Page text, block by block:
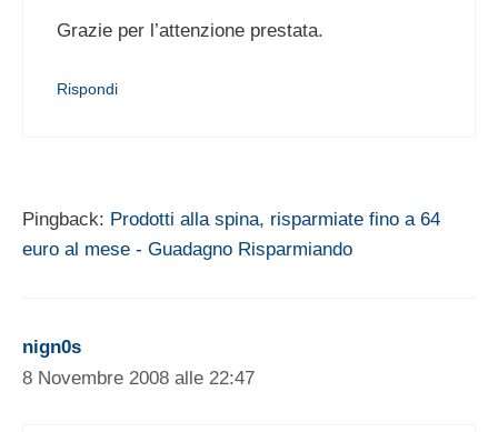
Grazie per l’attenzione prestata.
Rispondi
Pingback: Prodotti alla spina, risparmiate fino a 64
euro al mese - Guadagno Risparmiando
nign0s
8 Novembre 2008 alle 22:47